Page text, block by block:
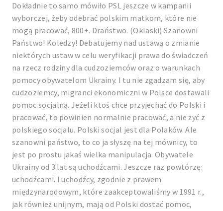
Dokładnie to samo mówiło PSL jeszcze w kampanii
wyborczej, żeby odebrać polskim matkom, które nie
mogą pracować, 800+. Draństwo. (Oklaski) Szanowni
Państwo! Koledzy! Debatujemy nad ustawą o zmianie
niektórych ustaw w celu weryfikacji prawa do świadczeń
na rzecz rodziny dla cudzoziemców oraz o warunkach
pomocy obywatelom Ukrainy. I tu nie zgadzam się, aby
cudzoziemcy, migranci ekonomiczni w Polsce dostawali
pomoc socjalną. Jeżeli ktoś chce przyjechać do Polski i
pracować, to powinien normalnie pracować, a nie żyć z
polskiego socjalu. Polski socjal jest dla Polaków. Ale
szanowni państwo, to co ja słyszę na tej mównicy, to
jest po prostu jakaś wielka manipulacja. Obywatele
Ukrainy od 3 lat są uchodźcami. Jeszcze raz powtórzę:
uchodźcami. I uchodźcy, zgodnie z prawem
międzynarodowym, które zaakceptowaliśmy w 1991 r.,
jak również unijnym, mają od Polski dostać pomoc,